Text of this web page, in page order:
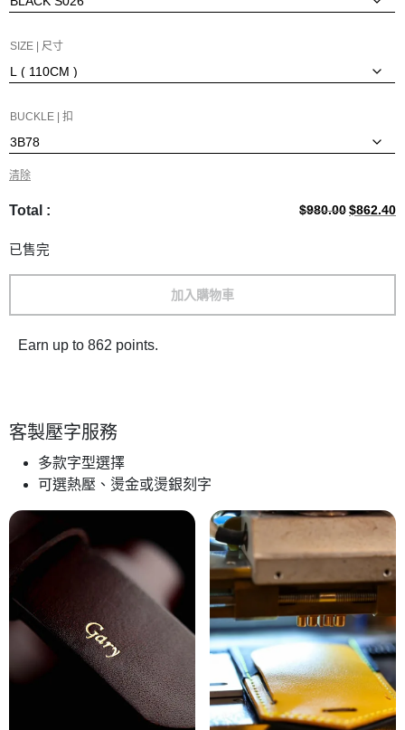
SIZE | 尺寸
BUCKLE | 扣
清除
Total : $980.00 Original
$862.40
已售完
加入購物車
Earn up to 862 points.
客製壓字服務
多款字型選擇
可選熱壓、燙金或燙銀刻字